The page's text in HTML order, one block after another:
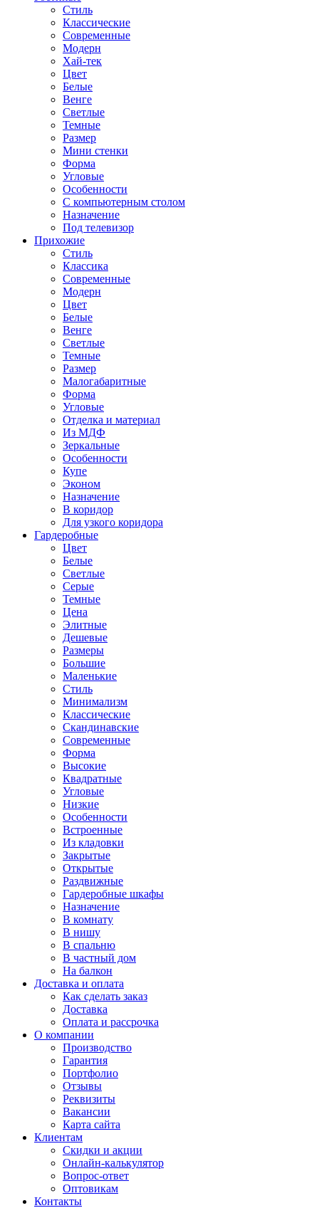
Стиль
Классические
Современные
Модерн
Хай-тек
Цвет
Белые
Венге
Светлые
Темные
Размер
Мини стенки
Форма
Угловые
Особенности
С компьютерным столом
Назначение
Под телевизор
Прихожие
Стиль
Классика
Современные
Модерн
Цвет
Белые
Венге
Светлые
Темные
Размер
Малогабаритные
Форма
Угловые
Отделка и материал
Из МДФ
Зеркальные
Особенности
Купе
Эконом
Назначение
В коридор
Для узкого коридора
Гардеробные
Цвет
Белые
Светлые
Серые
Темные
Цена
Элитные
Дешевые
Размеры
Большие
Маленькие
Стиль
Минимализм
Классические
Скандинавские
Современные
Форма
Высокие
Квадратные
Угловые
Низкие
Особенности
Встроенные
Из кладовки
Закрытые
Открытые
Раздвижные
Гардеробные шкафы
Назначение
В комнату
В нишу
В спальню
В частный дом
На балкон
Доставка и оплата
Как сделать заказ
Доставка
Оплата и рассрочка
О компании
Производство
Гарантия
Портфолио
Отзывы
Реквизиты
Вакансии
Карта сайта
Клиентам
Скидки и акции
Онлайн-калькулятор
Вопрос-ответ
Оптовикам
Контакты